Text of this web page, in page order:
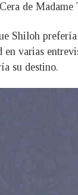
de Madame
Shiloh
varias
su destino.